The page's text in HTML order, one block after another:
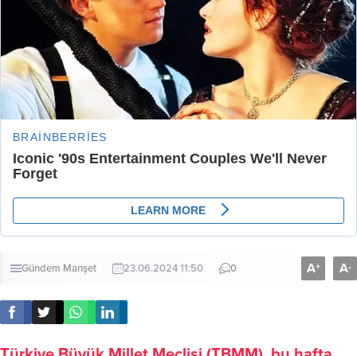
Gündem Manşet 23.06.2024 11:50 0 A+ A-